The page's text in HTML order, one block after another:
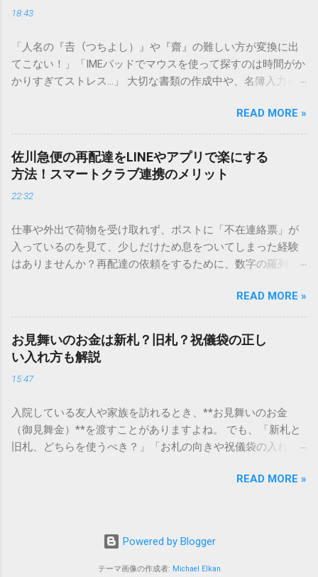
18:43
「人名の『𠮷（つちよし）』や『齋』の難しい方が変換に出
てこない！」「IMEパッドでマウスを使って探すのは時間がか
かりすぎてストレス…」 大切な書類の作成中や、名簿入力を
てしまいますよね。多くの人が「IMEパッド（手書き入力）」
を使いますが、実はマウスで一画ずつ書くのは非効率です
し、似た漢字が多すぎて結局見つからないことも少なくあり
ません。 そこで今回は、IMEパッドを使わずに、特定のコー
ドを打ち込むだけで一瞬で旧字や外字、特殊記号を呼び出す
「文字コード入力」のテクニックを詳しく解説します。 この
必要はありません。 1. なぜ「変換」しても旧字・外字が出て
こないのか？ そもそも、なぜ普通の変換で出てこない漢字が
あるのでしょうか。その理由は、パソコンが文字を認識する
は、JIS規格（日本産業規格）によって「第1水準」「第2水
準」といった形で整理されています。しかし、人名や地名に
使われる非常に古い漢字（旧字）や、特定の組織だけで作ら
れた「外字」は、この一般的な変換リストに含まれていない
ン上のすべての文字には、いわば「住所」のような番号が割
り振られています。変換候補に出ない文字でも、この住所
（コード）を直接指定すれば、確実に呼び出すことができる
のです。 2. Windows標準機能！文字コードで漢字を出す「16
進数入力」 最も汎用性が高く、特別なソフトも不要なのが
20BB7）」を把握する。 入力モードを「半角」にする（※重
READ MORE »
佐川急便の再配達をLINEやアプリで楽にする
方法！スマートクラブ連携のメリット
22:32
仕事や外出で荷物を受け取れず、ポストに「不在連絡票」が
入っているのを見て、少しだけため息をついてしまった経験
はありませんか？再配達の依頼をするために、数字の羅列を
ことに申し訳なさを感じたりすることもあるかもしれませ
ん。 「もっとスムーズに、自分のタイミングで受け取りた
い」 「わざわざ電話をかけずに、スマホ一つで完結させた
い」 そんな願いを叶えてくれるのが、佐川急便の会員制サー
ビス「スマートクラブ」と、LINEや公式アプリの連携です。
これらを活用するだけで、再配達のストレスは驚くほど軽く
受け取り術と、連携による具体的なメリットを徹底解説しま
す。 佐川急便の再配達が劇的に変わる「スマートクラブ」と
は？ まず押さえておきたいのが、佐川急便の個人向け無料会
況をリアルタイムで管理するための基盤となるサービスで
が飛躍的に向上しています。登録を済ませておくだけで、荷
め配達時間を変更するといった先回りの対応が可能になりま
READ MORE »
お見舞いのお金は新札？旧札？祝儀袋の正し
い入れ方も解説
15:47
入院している友人や家族を訪れるとき、**お見舞いのお金
（御見舞金）**を渡すことがありますよね。 でも、「新札と
旧札、どちらを使うべき？」「お札の向きや祝儀袋の入れ方
ナーを守ったお金の渡し方 をわかりやすく解説します。 お見
ため、急な入院や病気のお見舞いに使うと「準備していたの
か」と誤解されることがあります。 旧札を使う理由 入院は急
な出来事のため、新札だと不自然に見える 相手に「不幸を予
READ MORE »
Powered by Blogger
テーマ画像の作成者: Michael Elkan